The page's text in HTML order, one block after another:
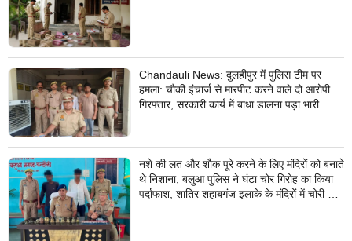
Chandauli News: दुलहीपुर में पुलिस टीम पर
हमला: चौकी इंचार्ज से मारपीट करने वाले दो आरोपी
गिरफ्तार, सरकारी कार्य में बाधा डालना पड़ा भारी
नशे की लत और शौक पूरे करने के लिए मंदिरों को बनाते
थे निशाना, बलुआ पुलिस ने घंटा चोर गिरोह का किया
पर्दाफाश, शातिर शहाबगंज इलाके के मंदिरों में चोरी की